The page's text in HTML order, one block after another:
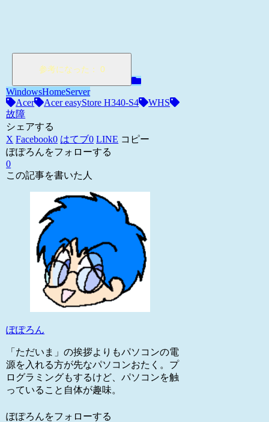
WindowsHomeServer
Acer
Acer easyStore H340-S4
WHS
故障
シェアする
X Facebook0 はてブ0 LINE コピー
ぽぽろんをフォローする
0
この記事を書いた人
ぽぽろん
「ただいま」の挨拶よりもパソコンの電
源を入れる方が先なパソコンおたく。プ
ログラミングもするけど、パソコンを触
っていること自体が趣味。
ぽぽろんをフォローする